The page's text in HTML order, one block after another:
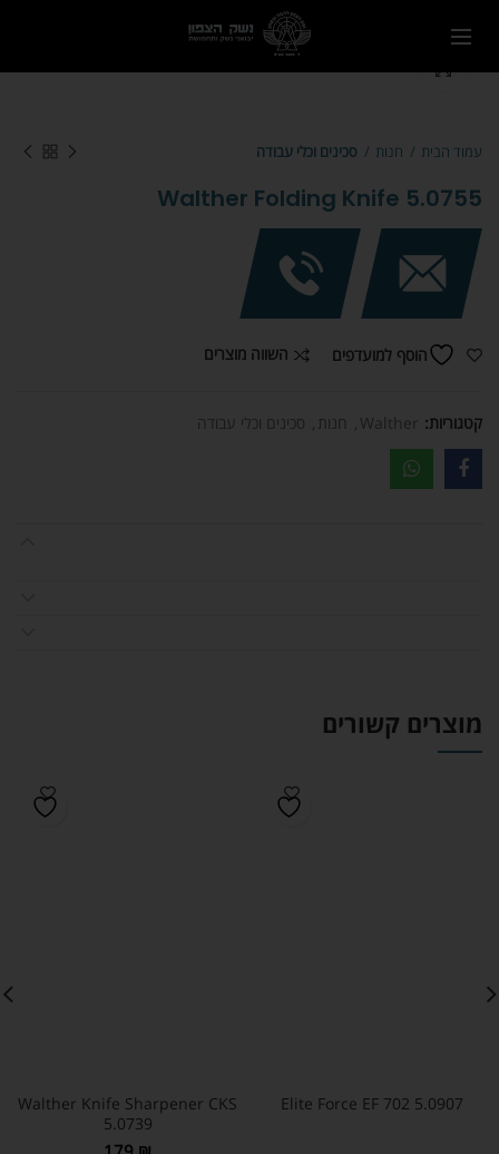
Click to enlarge
עמוד הבית חנות סכינים וכלי עבודה
Walther Folding Knife 5.0755
הוסף למועדפים השווה מוצרים
קטגוריות: Walther
, חנות , סכינים וכלי עבודה
מוצרים קשורים
Elite Force EF 702 5.0907
Walther Knife Sharpener CKS
5.0739